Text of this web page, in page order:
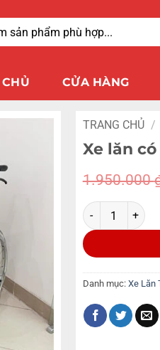
CỬA HÀNG
TRANG CHỦ /
Xe lăn
1.950.000
Danh mục: Xe Lăn